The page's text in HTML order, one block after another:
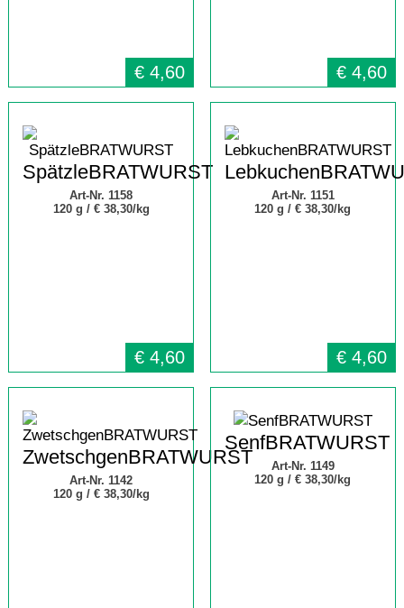
€ 4,60 € 4,60
SpätzleBRATWURST
Art-Nr. 1158
120 g / € 38,30/kg
€ 4,60
Art-Nr. 1151
120 g /€ 38,30/kg
€ 4,60
ZwetschgenBRATWURST
Art-Nr. 1142
120 g / € 38,30/kg
SenfBRATWURST
Art-Nr. 1149
120 g /€ 38,30/kg